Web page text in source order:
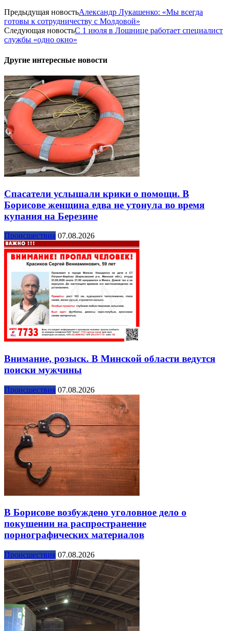
Предыдущая новостьАлександр Лукашенко: «Мы всегда
готовы к сотрудничеству с Молдовой»
Следующая новостьС 1 июля в Лошнице работает специалист
службы «одно окно»
Другие интересные новости
Спасатели услышали крики о помощи. В
Борисове женщина едва не утонула во время
купания на Березине
Происшествия 07.08.2026
Внимание, розыск. В Минской области ведутся
поиски мужчины
Происшествия 07.08.2026
В Борисове возбуждено уголовное дело о
покушении на распространение
порнографических материалов
Происшествия 07.08.2026